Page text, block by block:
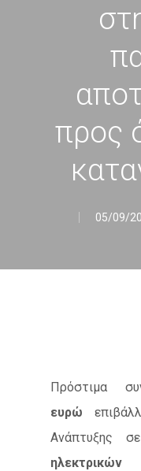
προς
05/09/
Πρόστιμα
ευρώ
Ανάπτυξης